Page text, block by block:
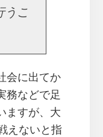
うこ
会に出てか
務などで足
ますが、大
えないと指